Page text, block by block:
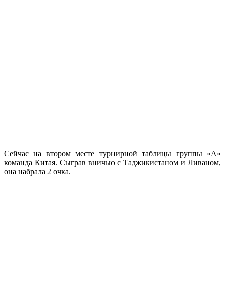
Сейчас на втором месте турнирной таблицы группы «A»
команда Китая. Сыграв вничью с Таджикистаном и Ливаном,
она набрала 2 очка.